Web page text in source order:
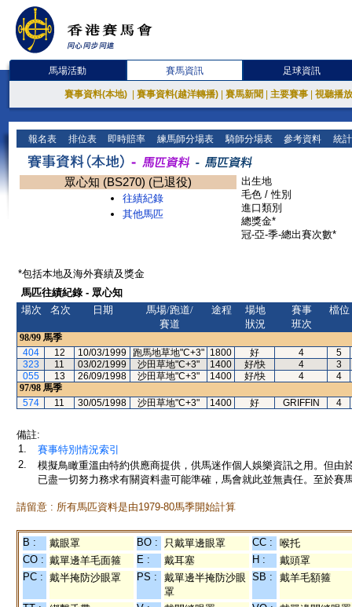
馬場活動 賽馬資訊 足球資訊
賽事資料(本地) 賽事資料(越洋轉播) 賽馬新聞 主要賽事 視聽播
報名表 排位表 即時賠率 練馬師分場表 騎師分場表 參考資料 統
眾心知 (BS270) (已退役)
往績紀錄
其他馬匹
出生地
毛色 / 性別
進口類別
總獎金*
冠-亞-季-總出賽次數*
*包括本地及海外賽績及獎金
馬匹往績紀錄 - 眾心知
場次
名次 日期
馬場/跑道/
賽道
途程
場地
狀況
賽事
班次
檔位
98/99 馬季
404
12 10/03/1999 跑馬地草地"C+3" 1800 好 4
5
323
11 03/02/1999 沙田草地"C+3" 1400 好/快 4
3
055
13 26/09/1998 沙田草地"C+3" 1400 好/快 4
4
97/98 馬季
574
11 30/05/1998 沙田草地"C+3" 1400 好 GRIFFIN 4
備註:
1.
賽事特別情況索引
2.
模擬鳥瞰重溫由特約供應商提供，供馬迷作個人娛樂資訊之用。但
已盡一切努力務求有關資料盡可能準確，馬會就此並無責任。至於賽
請留意 : 所有馬匹資料是由1979-80馬季開始計算
B : 戴眼罩 BO : 只戴單邊眼罩 CC :
喉托
CO : 戴單邊羊毛面箍 E : 戴耳塞 H :
戴頭罩
PC : 戴半掩防沙眼罩 PS :
戴單邊半掩防沙眼
罩
SB : 戴羊毛額箍